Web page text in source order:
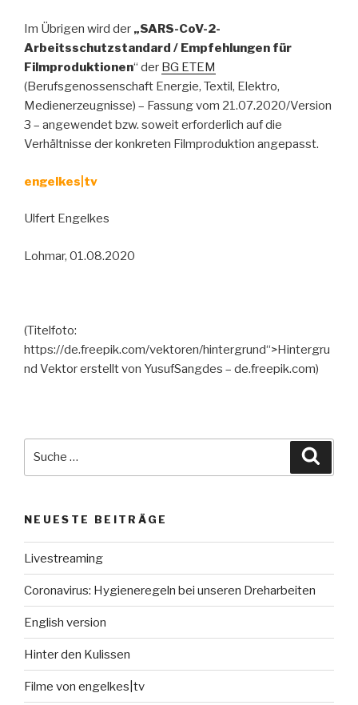
Im Übrigen wird der „SARS-CoV-2-
Arbeitsschutzstandard / Empfehlungen für
Filmproduktionen“ der BG ETEM
(Berufsgenossenschaft Energie, Textil, Elektro,
Medienerzeugnisse) – Fassung vom 21.07.2020/Version
3 – angewendet bzw. soweit erforderlich auf die
Verhältnisse der konkreten Filmproduktion angepasst.
engelkes|tv
Ulfert Engelkes
Lohmar, 01.08.2020
(Titelfoto:
https://de.freepik.com/vektoren/hintergrund“>Hintergru
nd Vektor erstellt von YusufSangdes – de.freepik.com)
NEUESTE BEITRÄGE
Livestreaming
Coronavirus: Hygieneregeln bei unseren Dreharbeiten
English version
Hinter den Kulissen
Filme von engelkes|tv